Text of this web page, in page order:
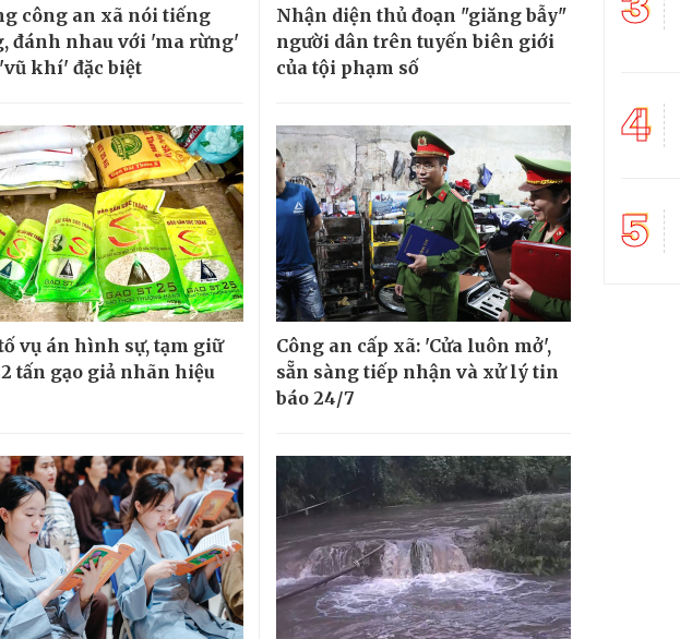
công an xã nói tiếng
đánh nhau với 'ma rừng'
khí' đặc biệt
Nhận diện thủ đoạn "giăng bẫy"
người dân trên tuyến biên giới
của tội phạm số
vụ án hình sự, tạm giữ
tấn gạo giả nhãn hiệu
Công an cấp xã: 'Cửa luôn mở',
sẵn sàng tiếp nhận và xử lý tin
báo 24/7
4
5